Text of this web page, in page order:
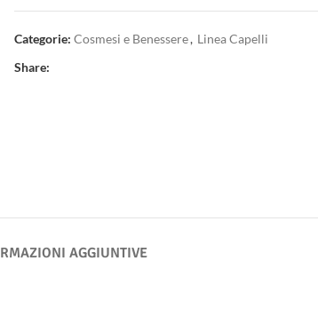
Categorie: Cosmesi e Benessere, Linea Capelli
Share:
AGGIUNTIVE